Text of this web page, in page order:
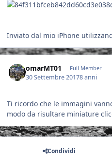
Inviato dal mio iPhone
omarMT01 Full Member
30 Settembre 20178 anni
Ti ricordo che le immagini
modo da risultare miniature
Condividi